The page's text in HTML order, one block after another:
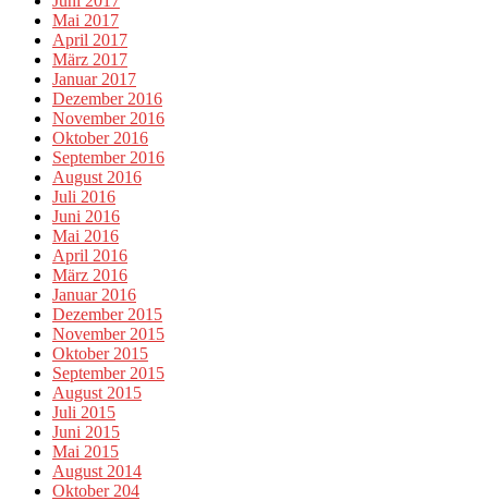
Mai 2017
April 2017
März 2017
Januar 2017
Dezember 2016
November 2016
Oktober 2016
September 2016
August 2016
Juli 2016
Juni 2016
Mai 2016
April 2016
März 2016
Januar 2016
Dezember 2015
November 2015
Oktober 2015
September 2015
August 2015
Juli 2015
Juni 2015
Mai 2015
August 2014
Oktober 204